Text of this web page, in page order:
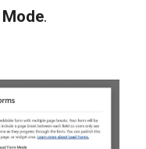
Mode.